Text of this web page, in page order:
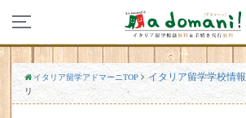
イタリア留学アドマーニTOP イタリア留学学校情報
リ